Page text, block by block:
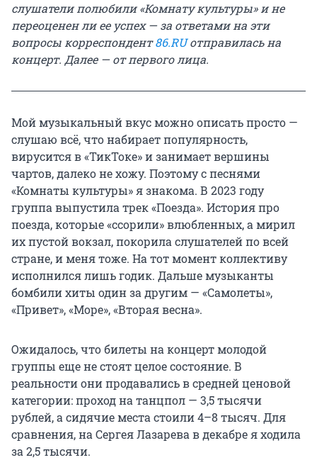
слушатели полюбили «Комнату культуры» и не
переоценен ли ее успех — за ответами на эти
вопросы корреспондент86.RUотправилась на
концерт. Далее — от первого лица.
Мой музыкальный вкус можно описать просто —
слушаю всё, что набирает популярность,
вирусится в «ТикТоке» и занимает вершины
чартов, далеко не хожу. Поэтому с песнями
«Комнаты культуры» я знакома. В 2023 году
группа выпустила трек «Поезда». История про
поезда, которые «ссорили» влюбленных, а мирил
их пустой вокзал, покорила слушателей по всей
стране, и меня тоже. На тот момент коллективу
исполнился лишь годик. Дальше музыканты
бомбили хиты один за другим — «Самолеты»,
«Привет», «Море», «Вторая весна».
Ожидалось, что билеты на концерт молодой
группы еще не стоят целое состояние. В
реальности они продавались в средней ценовой
категории: проход на танцпол — 3,5 тысячи
рублей, а сидячие места стоили 4–8 тысяч. Для
сравнения, на Сергея Лазарева в декабре я ходила
за 2,5 тысячи.